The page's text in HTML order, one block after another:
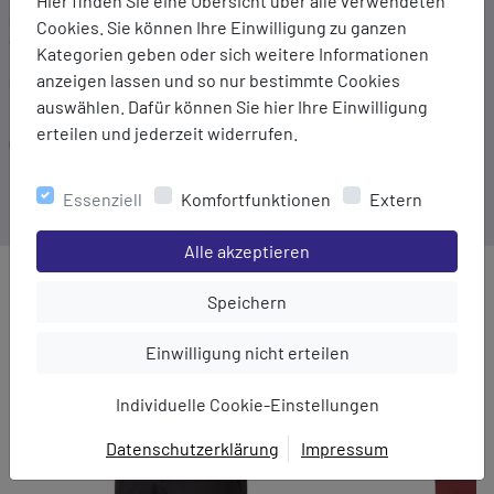
Cookies. Sie können Ihre Einwilligung zu ganzen
Kategorien geben oder sich weitere Informationen
anzeigen lassen und so nur bestimmte Cookies
auswählen. Dafür können Sie hier Ihre Einwilligung
erteilen und jederzeit widerrufen.
Essenziell Komfortfunktionen Extern
Einstellungen speichern für die Gruppe
Alle akzeptieren
Einstellungen speichern für die
Speichern
Einstellungen speichern für die Gruppe
Einwilligung nicht erteilen
Individuelle Cookie-Einstellungen
Datenschutzerklärung Impressum
EINWILLIGUNG ZUR
Marke:
TAGOSS
Material:
95% Baumwolle/5% Elasthan
Gewicht:
MEHR AUS DER KATEGORIE